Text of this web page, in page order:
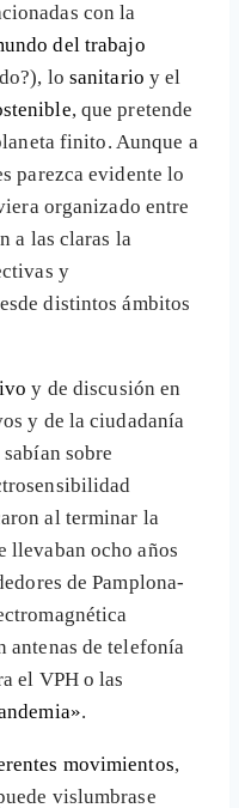
con la
del trabajo
lo sanitario y el
, que pretende
finito. Aunque a
parezca evidente lo
organizado entre
a las claras la
y
distintos ámbitos
y de discusión en
y de la ciudadanía
sobre
al terminar la
llevaban ocho años
de Pamplona-
antenas de telefonía
el VPH o las
.
movimientos,
vislumbrase